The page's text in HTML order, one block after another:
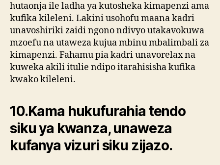
hutaonja ile ladha ya kutosheka kimapenzi ama
kufika kileleni. Lakini usohofu maana kadri
unavoshiriki zaidi ngono ndivyo utakavokuwa
mzoefu na utaweza kujua mbinu mbalimbali za
kimapenzi. Fahamu pia kadri unavorelax na
kuweka akili itulie ndipo itarahisisha kufika
kwako kileleni.
10.Kama hukufurahia tendo
siku ya kwanza, unaweza
kufanya vizuri siku zijazo.